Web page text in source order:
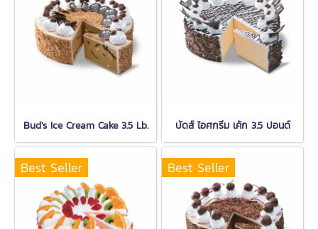
Bud's Ice Cream Cake 3.5 Lb. บัดส์ ไอศกรีม เค้ก 3.5 ปอนด์
Best Seller Best Seller